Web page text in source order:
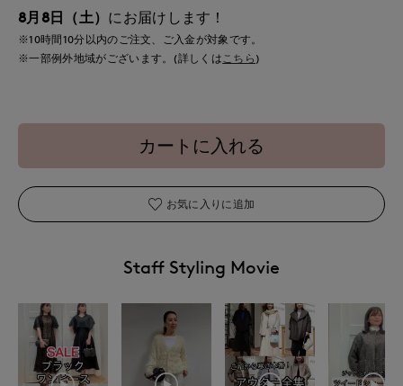
8月8日（土） にお届けします！
※10時間10分以内のご注文、ご入金が対象です。
※一部例外地域がございます。(詳しくはこちら )
カートに入れる
お気に入りに追加
Staff Styling Movie